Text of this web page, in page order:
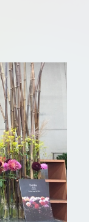
いて
お問い合わ
せ